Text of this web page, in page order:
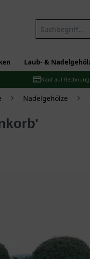
Laub- &
Kauf auf Rechnung
Nadelgehölze